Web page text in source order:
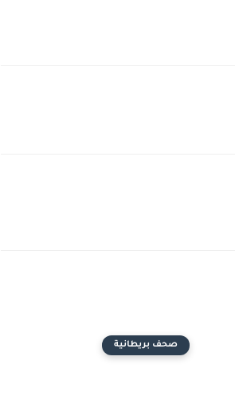
صحف بريطانية